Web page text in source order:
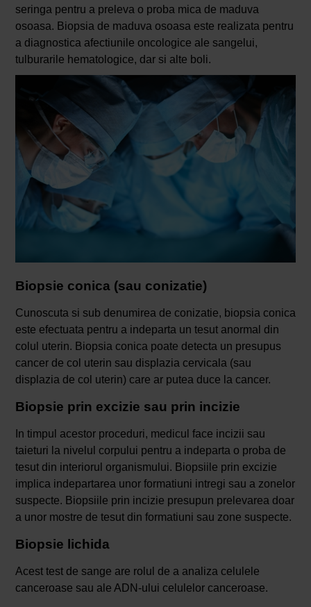
seringa pentru a preleva o proba mica de maduva
osoasa. Biopsia de maduva osoasa este realizata pentru
a diagnostica afectiunile oncologice ale sangelui,
tulburarile hematologice, dar si alte boli.
Biopsie conica (sau conizatie)
Cunoscuta si sub denumirea de conizatie, biopsia conica
este efectuata pentru a indeparta un tesut anormal din
colul uterin. Biopsia conica poate detecta un presupus
cancer de col uterin sau displazia cervicala (sau
displazia de col uterin) care ar putea duce la cancer.
Biopsie prin excizie sau prin incizie
In timpul acestor proceduri, medicul face incizii sau
taieturi la nivelul corpului pentru a indeparta o proba de
tesut din interiorul organismului. Biopsiile prin excizie
implica indepartarea unor formatiuni intregi sau a zonelor
suspecte. Biopsiile prin incizie presupun prelevarea doar
a unor mostre de tesut din formatiuni sau zone suspecte.
Biopsie lichida
Acest test de sange are rolul de a analiza celulele
canceroase sau ale ADN-ului celulelor canceroase.